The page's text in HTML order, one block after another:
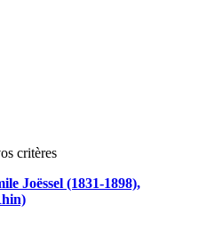
critères
Joëssel (1831-1898),